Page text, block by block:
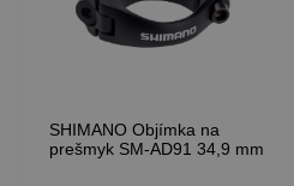
SHIMANO Objímka na
prešmyk SM-AD91 34,9 mm